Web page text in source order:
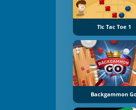
Tic Tac Toe 1
Backgammon